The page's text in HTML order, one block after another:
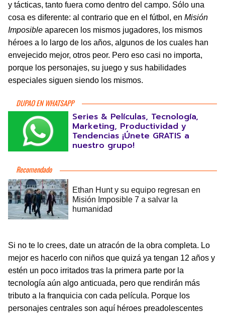
y tácticas, tanto fuera como dentro del campo. Sólo una
cosa es diferente: al contrario que en el fútbol, en Misión
Imposible aparecen los mismos jugadores, los mismos
héroes a lo largo de los años, algunos de los cuales han
envejecido mejor, otros peor. Pero eso casi no importa,
porque los personajes, su juego y sus habilidades
especiales siguen siendo los mismos.
DUPAO EN WHATSAPP
Series & Películas, Tecnología,
Marketing, Productividad y
Tendencias ¡Únete GRATIS a
nuestro grupo!
Si no te lo crees, date un atracón de la obra completa. Lo
mejor es hacerlo con niños que quizá ya tengan 12 años y
estén un poco irritados tras la primera parte por la
tecnología aún algo anticuada, pero que rendirán más
tributo a la franquicia con cada película. Porque los
personajes centrales son aquí héroes preadolescentes